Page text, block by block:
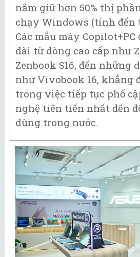
nắm giữ hơn 50% thị
chạy Windows (tính đến
Các mẫu máy
dài từ dòng cao cấp như
Zenbook S16, đến những
như Vivobook 16, khẳng
trong việc tiếp tục phổ
nghệ tiên tiến nhất đến
dùng trong nước.